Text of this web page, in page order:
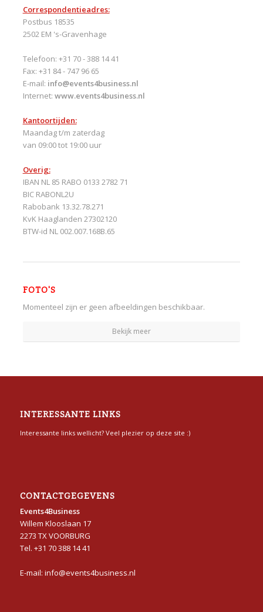
Correspondentieadres:
Postbus 18535
2502 EM 's-Gravenhage
Telefoon: +31 70 - 388 14 41
Fax: +31 84 - 747 96 65
E-mail: info@events4business.nl
Internet: www.events4business.nl
Kantoortijden:
Maandag t/m zaterdag
van 09:00 tot 19:00 uur
Overig:
IBAN NL 85 RABO 0133 2782 71
BIC RABONL2U
Rabobank 13.32.78.271
KvK Haaglanden 27302120
BTW-id NL 002.007.168B.65
FOTO'S
Momenteel zijn er geen afbeeldingen beschikbaar.
Bekijk meer
INTERESSANTE LINKS
Interessante links wellicht? Veel plezier op deze site :)
CONTACTGEGEVENS
Events4Business
Willem Klooslaan 17
2273 TX VOORBURG
Tel. +31 70 388 14 41
E-mail: info@events4business.nl